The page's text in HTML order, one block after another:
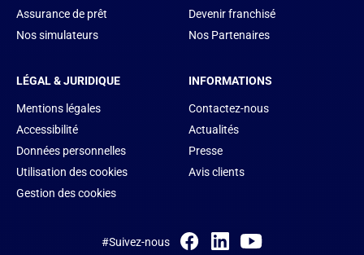
Assurance de prêt
Nos simulateurs
Devenir franchisé
Nos Partenaires
LÉGAL & JURIDIQUE
Mentions légales
Accessibilité
Données personnelles
Utilisation des cookies
Gestion des cookies
INFORMATIONS
Contactez-nous
Actualités
Presse
Avis clients
#Suivez-nous